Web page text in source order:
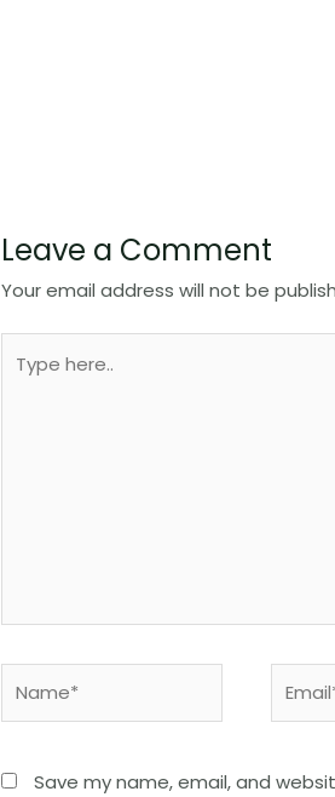
Leave a Comment
Your email address will not be
Save my name, email, and